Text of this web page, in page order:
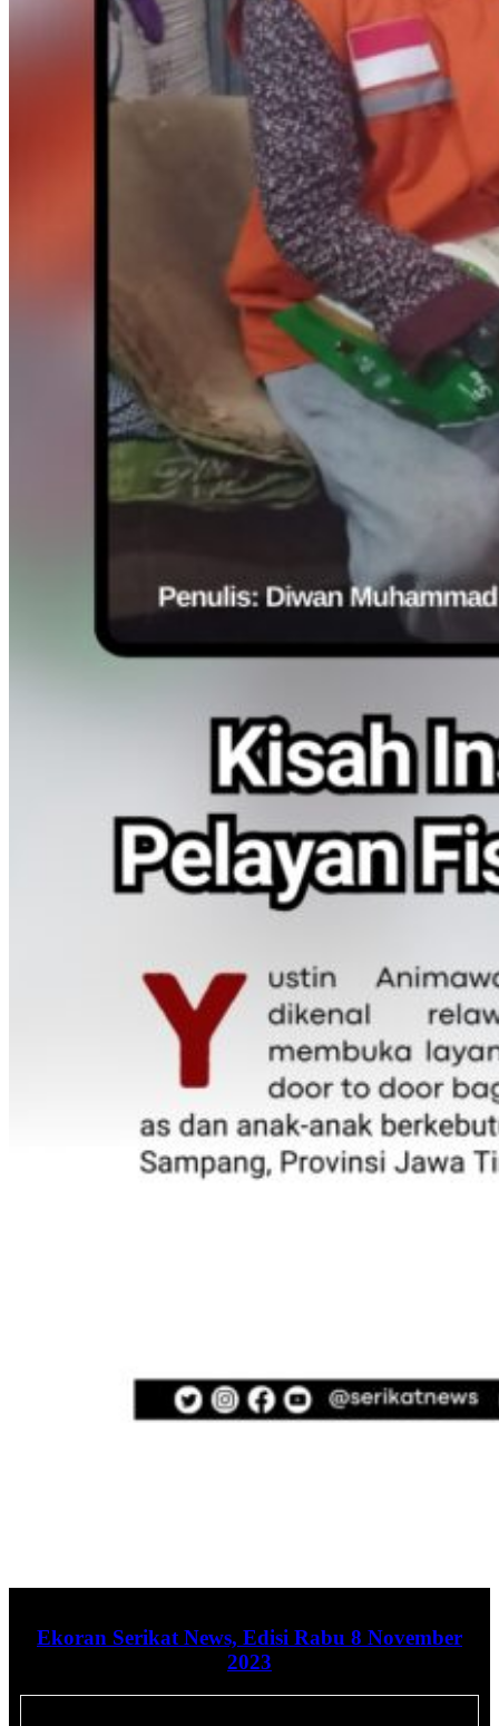
Ekoran Serikat News, Edisi Rabu 8 November
2023